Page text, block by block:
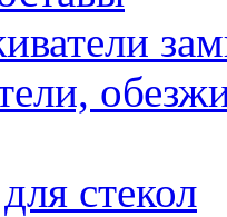
стекол